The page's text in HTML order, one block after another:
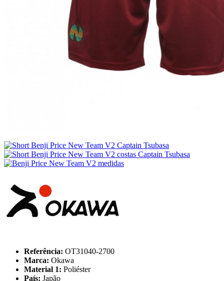
Referência: OT31040-2700
Marca: Okawa
Material 1: Poliéster
País: Japão